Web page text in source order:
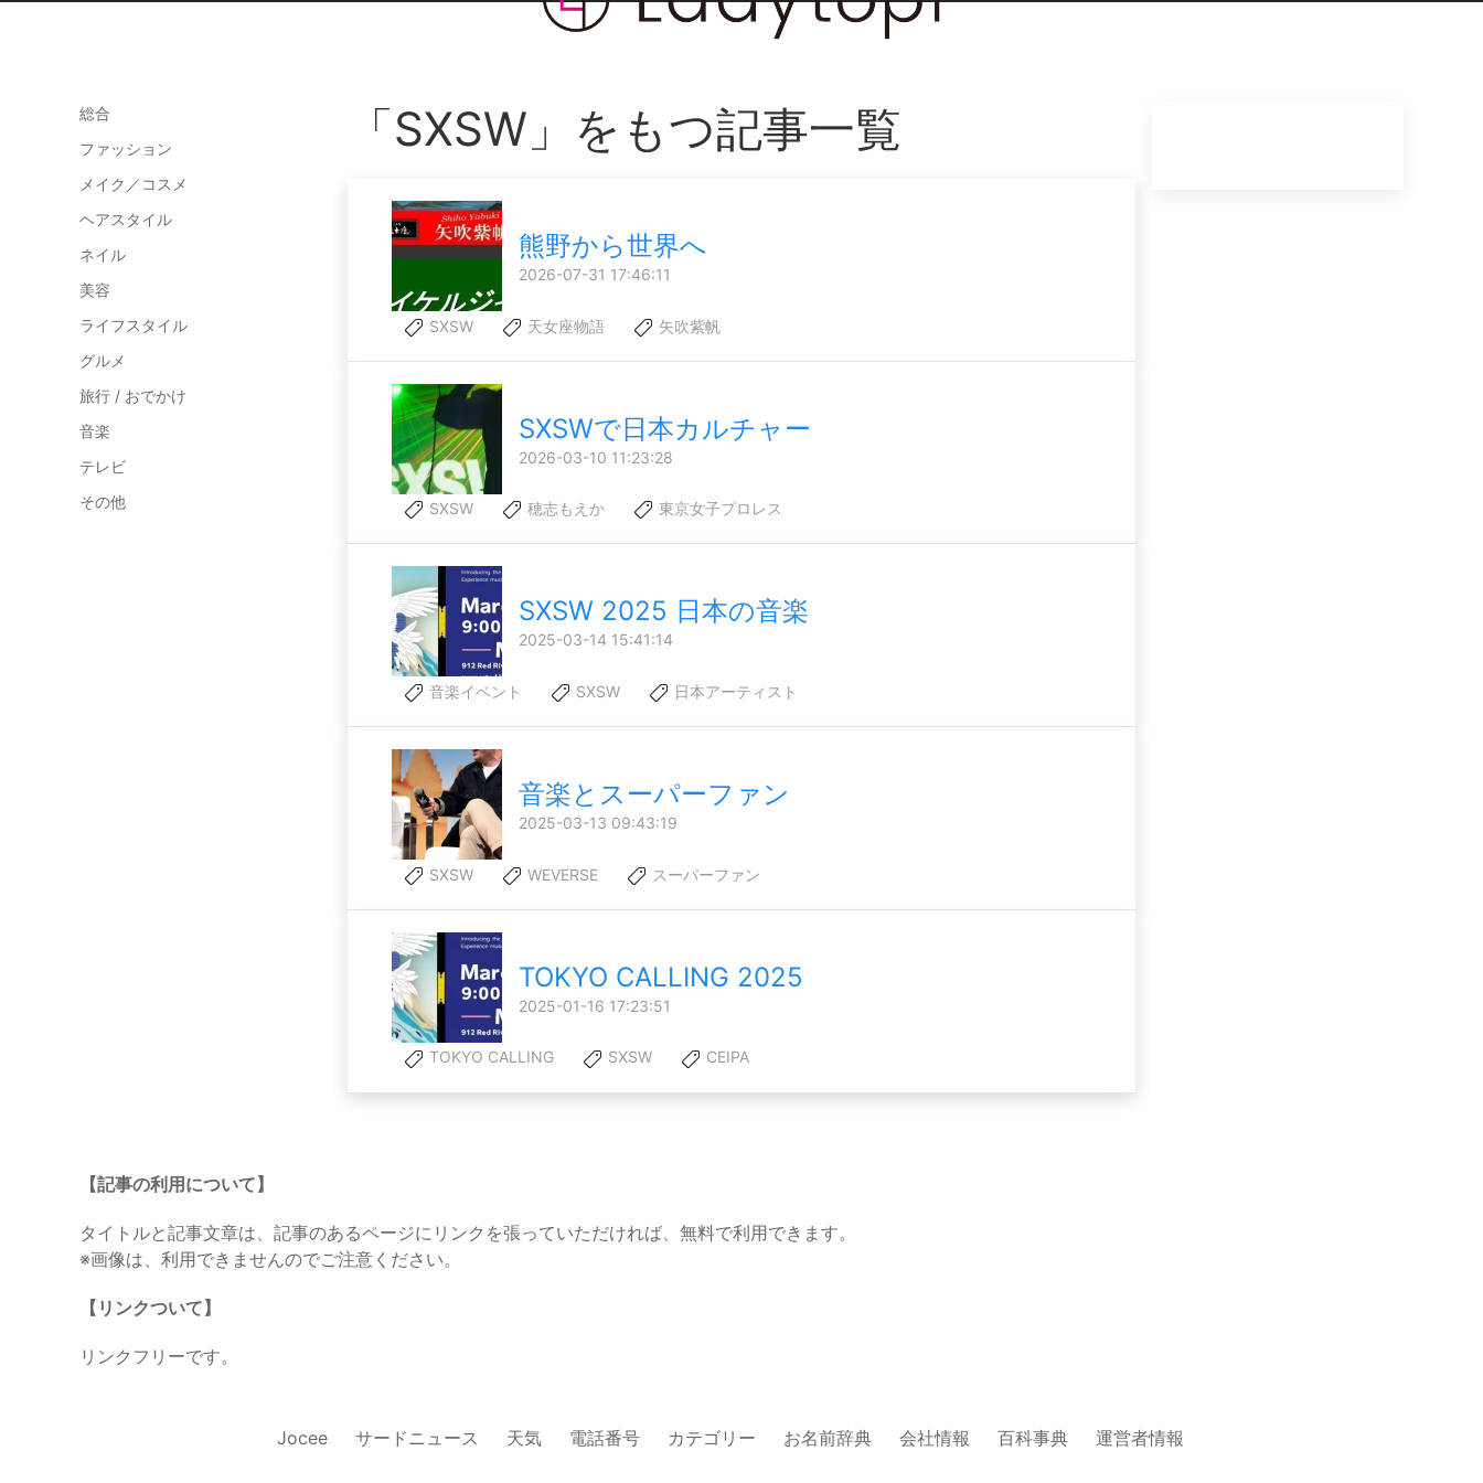
総合
ファッション
メイク／コスメ
ヘアスタイル
ネイル
美容
ライフスタイル
グルメ
旅行 / おでかけ
音楽
テレビ
その他
「SXSW」をもつ記事一覧
熊野から世界へ
2026-07-31 17:46:11
SXSW 天女座物語 矢吹紫帆
SXSWで日本カルチャー
2026-03-10 11:23:28
SXSW 穂志もえか 東京女子プロレス
SXSW 2025 日本の音楽
2025-03-14 15:41:14
音楽イベント SXSW 日本アーティスト
音楽とスーパーファン
2025-03-13 09:43:19
SXSW WEVERSE スーパーファン
TOKYO CALLING 2025
2025-01-16 17:23:51
TOKYO CALLING SXSW CEIPA
【記事の利用について】
タイトルと記事文章は、記事のあるページにリンクを張っていただければ、無料で利用できます。
※画像は、利用できませんのでご注意ください。
【リンクついて】
リンクフリーです。
Jocee サードニュース 天気 電話番号 カテゴリー お名前辞典 会社情報 百科事典 運営者情報